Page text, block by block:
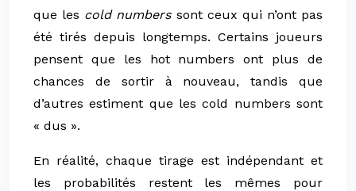
que les cold numbers sont ceux qui n’ont pas
été tirés depuis longtemps. Certains joueurs
pensent que les hot numbers ont plus de
chances de sortir à nouveau, tandis que
d’autres estiment que les cold numbers sont
« dus ».
En réalité, chaque tirage est indépendant et
les probabilités restent les mêmes pour